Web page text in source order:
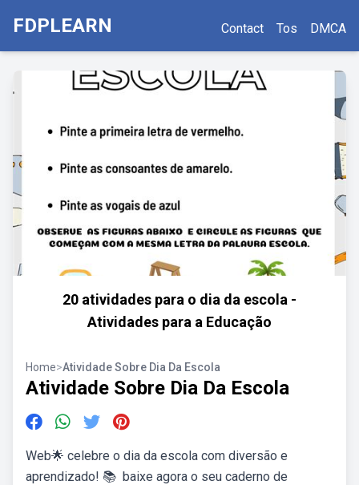
FDPLEARN Contact Tos DMCA
20 atividades para o dia da escola -
Atividades para a Educação
Home>Atividade Sobre Dia Da Escola
Atividade Sobre Dia Da Escola
Web🌟 celebre o dia da escola com diversão e
aprendizado! 📚 ️ baixe agora o seu caderno de